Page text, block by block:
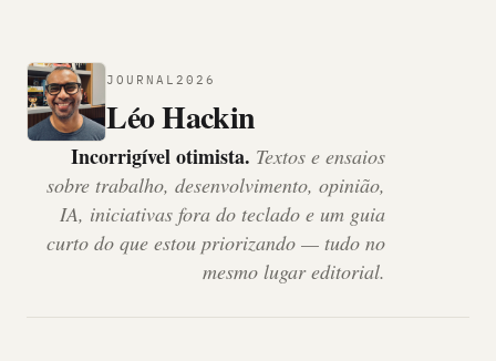
JOURNAL 2026
Léo Hackin
Incorrigível otimista. Textos e ensaios
sobre trabalho, desenvolvimento, opinião,
IA, iniciativas fora do teclado e um guia
curto do que estou priorizando — tudo no
mesmo lugar editorial.